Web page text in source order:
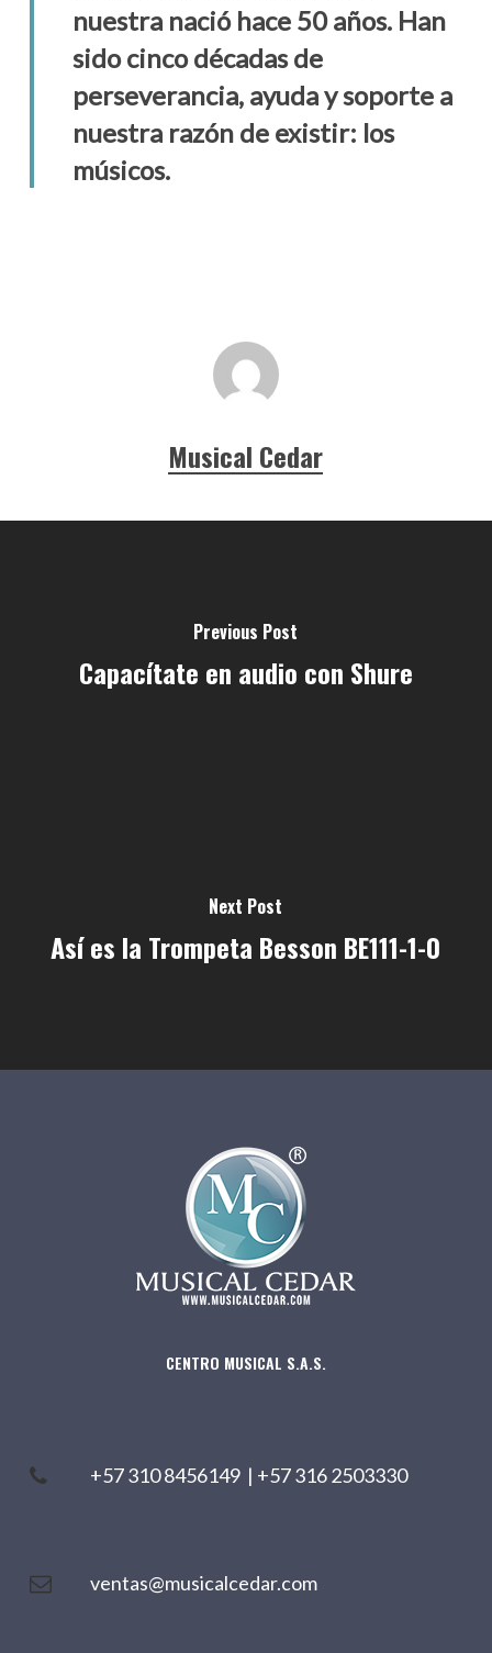
nuestra nació hace 50 años. Han
sido cinco décadas de
perseverancia, ayuda y soporte a
nuestra razón de existir: los
músicos.
Musical Cedar
Previous Post
Capacítate en audio con Shure
Next Post
Así es la Trompeta Besson BE111-1-0
CENTRO MUSICAL S.A.S.
+57 310 8456149 | +57 316 2503330
ventas@musicalcedar.com